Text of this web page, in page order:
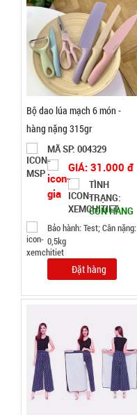
Bộ dao lúa mạch 6 món -
hàng nặng 315gr
MÃ SP: 004329
GIÁ: 31.000 đ
TÌNH
TRẠNG:
CÒN HÀNG
Bảo hành: Test; Cân nặng:
0,5kg
Đặt hàng